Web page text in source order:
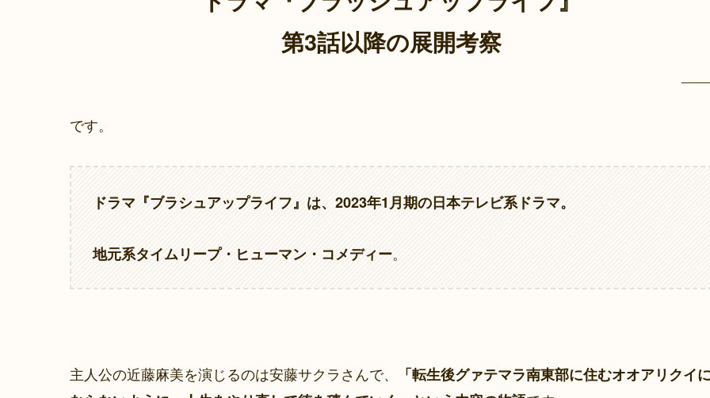
第3話以降の展開考察
です。
ドラマ『ブラシュアップライフ』は、2023年1月期の日本テレビ系ドラマ。
地元系タイムリープ・ヒューマン・コメディー。
主人公の近藤麻美を演じるのは安藤サクラさんで、
「転生後グァテマラ南東部に住むオオアリクイ